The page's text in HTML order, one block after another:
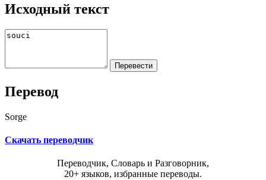
Исходный текст
Перевод
Sorge
Скачать переводчик
Переводчик, Словарь и Разговорник,
20+ языков, избранные переводы.